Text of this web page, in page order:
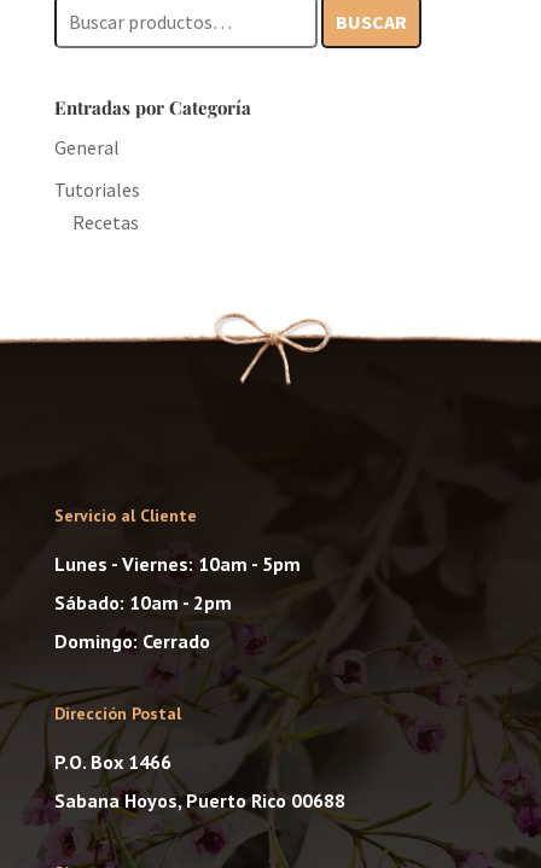
Buscar
por:
BUSCAR
Entradas por Categoría
General
Tutoriales
Recetas
Servicio al Cliente
Lunes - Viernes: 10am - 5pm
Sábado: 10am - 2pm
Domingo: Cerrado
Dirección Postal
P.O. Box 1466
Sabana Hoyos, Puerto Rico 00688